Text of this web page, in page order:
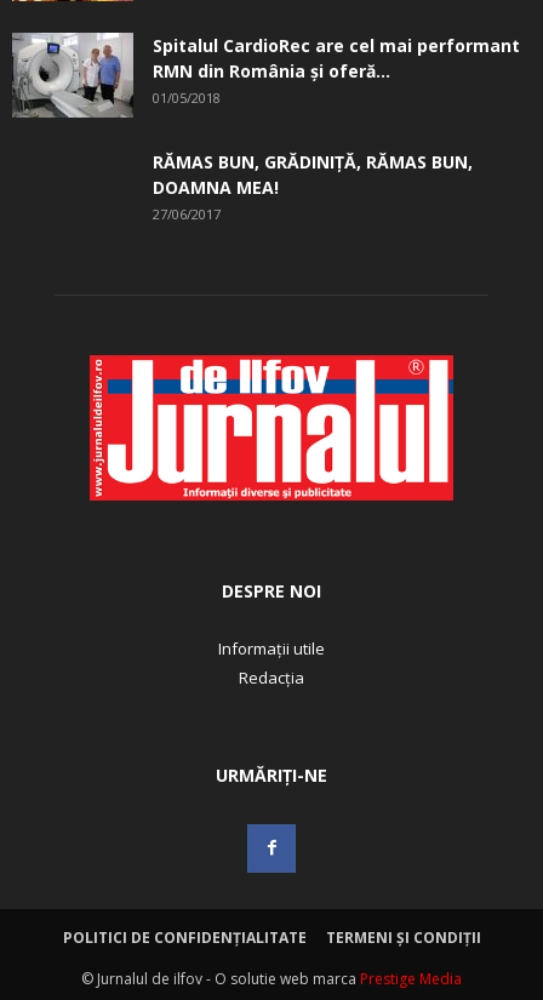
Spitalul CardioRec are cel mai performant
RMN din România și oferă...
01/05/2018
RĂMAS BUN, GRĂDINIŢĂ, ­RĂMAS BUN,
DOAMNA MEA!
27/06/2017
DESPRE NOI
Informații utile
Redacția
URMĂRIȚI-NE
POLITICI DE CONFIDENȚIALITATE
TERMENI ȘI CONDIȚII
© Jurnalul de ilfov - O solutie web marca Prestige Media